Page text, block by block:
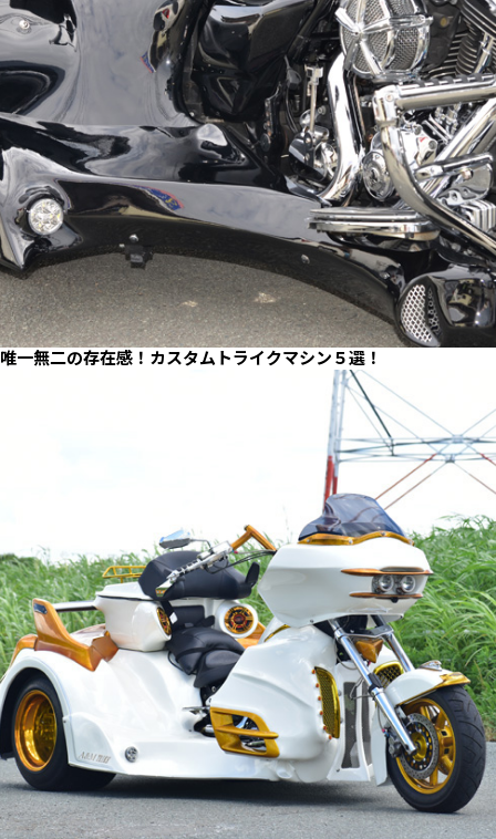
唯一無二の存在感！カスタムトライクマシン５選！